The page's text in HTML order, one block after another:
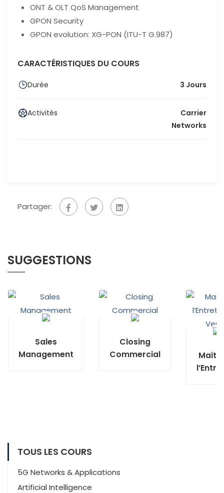
ONT & OLT QoS Management
GPON Security
GPON evolution: XG-PON (ITU-T G.987)
CARACTÉRISTIQUES DU COURS
Durée 3 Jours
Activités
Carrier
Networks
Partager:
SUGGESTIONS
Sales
Management
Closing
Commercial
TOUS LES COURS
5G Networks & Applications
Artificial Intelligence